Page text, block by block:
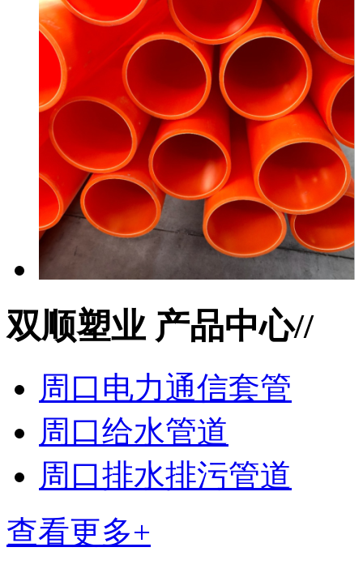
双顺塑业 产品中心//
周口电力通信套管
周口给水管道
周口排水排污管道
查看更多+